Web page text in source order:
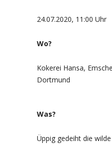
24.07.2020, 11:00 Uhr
Wo?
Kokerei Hansa,
Dortmund
Was?
Üppig gedeiht die